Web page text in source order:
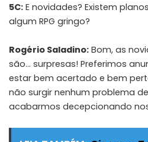
5C: E novidades? Existem
algum RPG gringo?
Rogério Saladino: Bom, as
são… surpresas! Preferimos
estar bem acertado e bem
não surgir nenhum problema
acabarmos decepcionando